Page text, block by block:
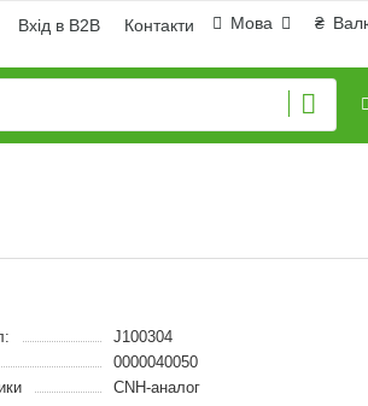
₴
Мова
Вхід в B2B Контакти
J100304
0000040050
CNH-аналог